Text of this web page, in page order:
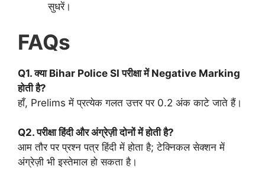
सुधरें।
FAQs
Q1. क्या Bihar Police SI परीक्षा में Negative Marking
होती है?
हाँ, Prelims में प्रत्येक गलत उत्तर पर 0.2 अंक काटे जाते हैं।
Q2. परीक्षा हिंदी और अंग्रेज़ी दोनों में होती है?
आम तौर पर प्रश्न पत्र हिंदी में होता है; टेक्निकल सेक्शन में
अंग्रेज़ी भी इस्तेमाल हो सकता है।